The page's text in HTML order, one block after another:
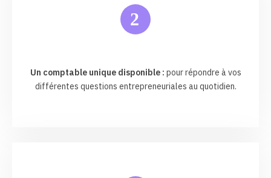
2
Un comptable unique disponible : pour répondre à vos
différentes questions entrepreneuriales au quotidien.